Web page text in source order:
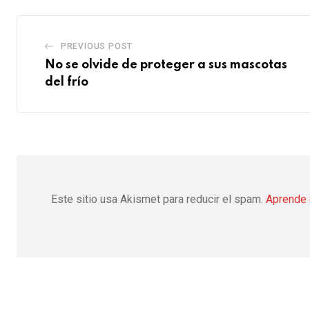
PREVIOUS POST
No se olvide de proteger a sus mascotas
del frío
Este sitio usa Akismet para reducir el spam.